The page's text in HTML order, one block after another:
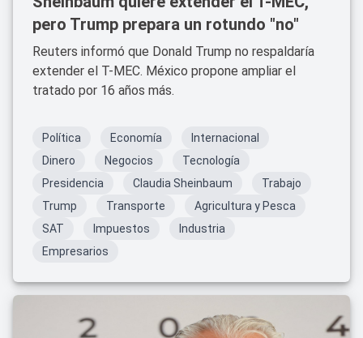
pero Trump prepara un rotundo "no"
Reuters informó que Donald Trump no respaldaría
extender el T-MEC. México propone ampliar el
tratado por 16 años más.
Política Economía
Internacional
Dinero
Negocios
Tecnología
Presidencia
Claudia Sheinbaum
Trabajo
Trump
Transporte
Agricultura y Pesca
SAT
Impuestos
Industria
Empresarios